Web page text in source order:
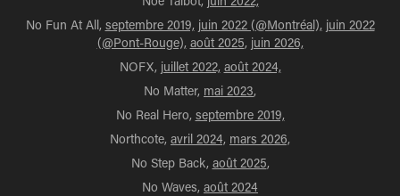
No Fun At All, septembre 2019, juin 2022 (@Montréal), juin 2022
(@Pont-Rouge), août 2025, juin 2026,
NOFX, juillet 2022, août 2024,
No Matter, mai 2023,
No Real Hero, septembre 2019,
Northcote, avril 2024, mars 2026,
No Step Back, août 2025,
No Waves, août 2024